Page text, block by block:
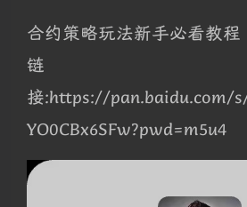
合约策略玩法新手必看教程
链
接:https://pan.baidu.com/
YO0CBx6SFw?pwd=m5u4